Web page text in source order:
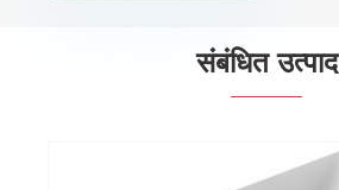
संबंधित उत्पाद